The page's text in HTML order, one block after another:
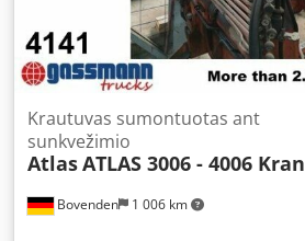
Bovenden 1 006 km
Krautuvas sumontuotas ant
sunkvežimio
AtlasATLAS 3006 - 4006 Kran